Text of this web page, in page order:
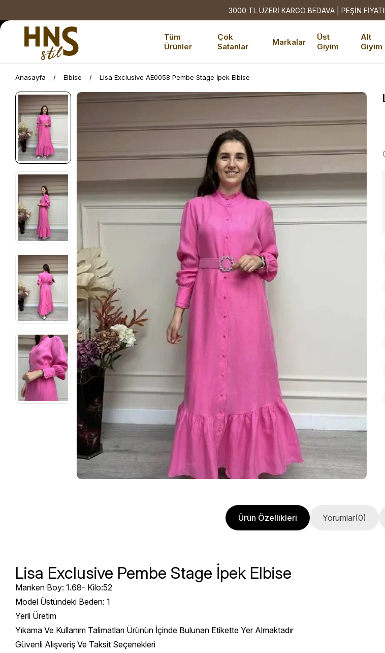
3000 TL ÜZERİ KARGO BEDAVA | PEŞİN
Tüm
Ürünler
Çok
Satanlar
Markalar
Üst
Giyim
Alt
Giyim
Anasayfa Elbise Lisa Exclusive AE0058 Pembe Stage İpek Elbise
Ürün Özellikleri Yorumlar(0)
Lisa Exclusive Pembe Stage İpek Elbise
Manken Boy: 1.68- Kilo:52
Model Üstündeki Beden: 1
Yerli Üretim
Yıkama Ve Kullanım Talimatları Ürünün İçinde Bulunan Etikette Yer Almaktadır
Güvenli Alışveriş Ve Taksit Seçenekleri